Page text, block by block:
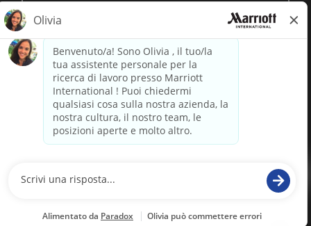
Marriott informazioni proprietarie
paradox.ai